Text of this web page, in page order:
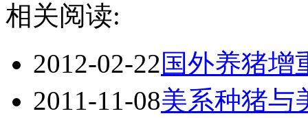
相关阅读:
2012-02-22国外养猪增
2011-11-08美系种猪与